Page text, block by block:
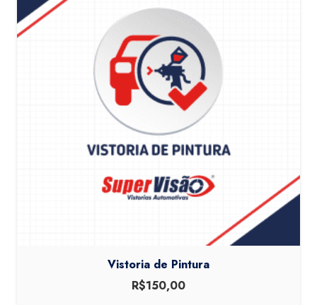
Vistoria de Pintura
R$150,00